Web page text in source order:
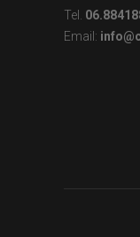
Tel.
Email: